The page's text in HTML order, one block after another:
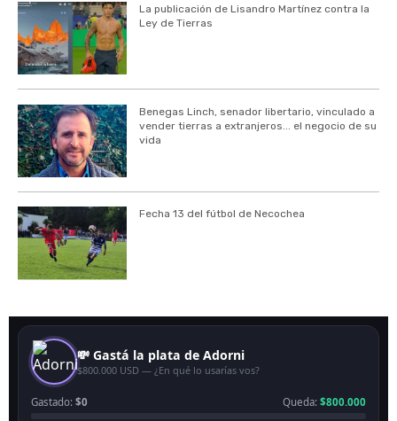
La publicación de Lisandro Martínez contra la
Ley de Tierras
Benegas Linch, senador libertario, vinculado a
vender tierras a extranjeros... el negocio de su
vida
Fecha 13 del fútbol de Necochea